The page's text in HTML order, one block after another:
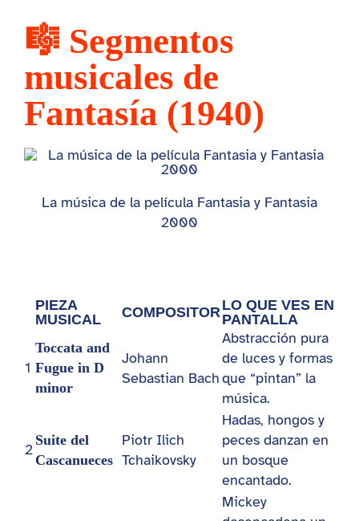
🎼 Segmentos
musicales de
Fantasía (1940)
La música de la película Fantasia y Fantasia
2000
PIEZA
MUSICAL
COMPOSITORLO QUE VES EN
PANTALLA
1
Toccata and
Fugue in D
minor
Johann
Sebastian Bach
Abstracción pura
de luces y formas
que “pintan” la
música.
2
Suite del
Cascanueces
Piotr Ilich
Tchaikovsky
Hadas, hongos y
peces danzan en
un bosque
encantado.
Mickey